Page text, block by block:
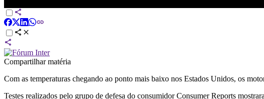
Compartilhar matéria
Com as temperaturas chegando ao ponto mais baixo nos Estados Unidos, os
Testes realizados pelo grupo de defesa do consumidor Consumer Reports